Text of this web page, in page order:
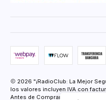
2026 "¡RadioClub: La Mejor
los valores incluyen IVA con
Antes de Comprar.".